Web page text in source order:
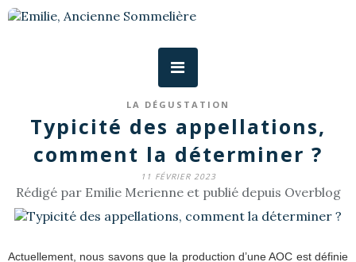
LA DÉGUSTATION
Typicité des appellations,
comment la déterminer ?
11 FÉVRIER 2023
Rédigé par Emilie Merienne et publié depuis Overblog
Actuellement, nous savons que la production d’une AOC est définie